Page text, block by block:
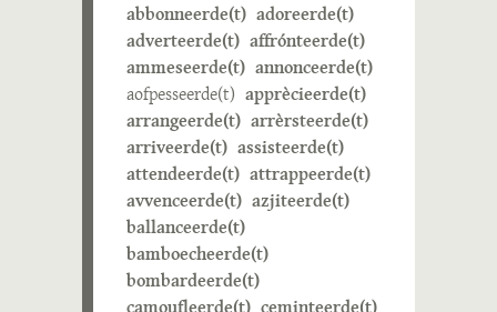
abbonneerde(t) adoreerde(t)
adverteerde(t) affrónteerde(t)
ammeseerde(t) annonceerde(t)
aofpesseerde(t) apprècieerde(t)
arrangeerde(t) arrèrsteerde(t)
arriveerde(t) assisteerde(t)
attendeerde(t) attrappeerde(t)
avvenceerde(t) azjiteerde(t)
ballanceerde(t)
bamboecheerde(t)
bombardeerde(t)